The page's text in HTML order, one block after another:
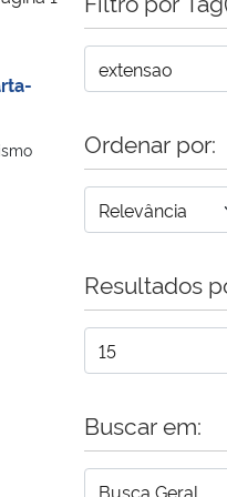
Ordenar por:
Resultados
Buscar em: